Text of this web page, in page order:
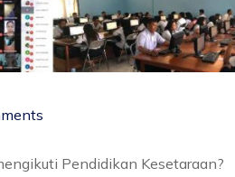
Pendidikan Kesetaraan?